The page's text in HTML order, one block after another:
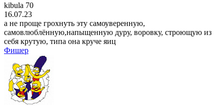
kibula 70
16.07.23
а не проще грохнуть эту самоуверенную,
самовлюблённую,напыщенную дуру, воровку, строющую из
себя крутую, типа она круче яиц
Фишер